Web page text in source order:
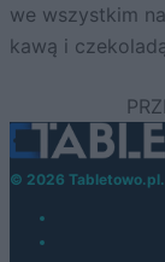
we wszystkim
kawą i
© 2026